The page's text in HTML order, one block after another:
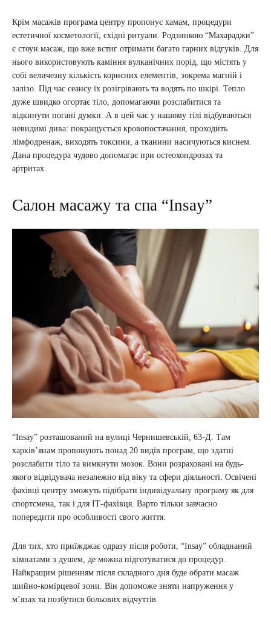
Крім масажів програма центру пропонує хамам, процедури
естетичної косметології, східні ритуали. Родзинкою “Махараджи”
є стоун масаж, що вже встиг отримати багато гарних відгуків. Для
нього використовують каміння вулканічних порід, що містять у
собі величезну кількість корисних елементів, зокрема магній і
залізо. Під час сеансу їх розігрівають та водять по шкірі. Тепло
дуже швидко огортає тіло, допомагаючи розслабитися та
відкинути погані думки. А в цей час у нашому тілі відбуваються
невидимі дива: покращується кровопостачання, проходить
лімфодренаж, виходять токсини, а тканини насичуються киснем.
Дана процедура чудово допомагає при остеохондрозах та
артритах.
Салон масажу та спа “Insay”
“Insay” розташований на вулиці Чернишевській, 63-Д. Там
харків’янам пропонують понад 20 видів програм, що здатні
розслабити тіло та вимкнути мозок. Вони розраховані на будь-
якого відвідувача незалежно від віку та сфери діяльності. Освічені
фахівці центру зможуть підібрати індивідуальну програму як для
спортсмена, так і для ІТ-фахівця. Варто тільки завчасно
попередити про особливості свого життя.
Для тих, хто приїжджає одразу після роботи, “Insay” обладнаний
кімнатами з душем, де можна підготуватися до процедур.
Найкращим рішенням після складного дня буде обрати масаж
шийно-комірцевої зони. Він допоможе зняти напруження у
м’язах та позбутися больових відчуттів.